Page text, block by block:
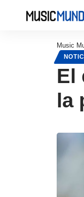
Music
El
la